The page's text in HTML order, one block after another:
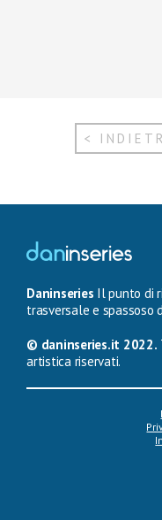
<
Daninseries Il punto di
trasversale e spassoso
© daninseries.it 2022.
artistica riservati.